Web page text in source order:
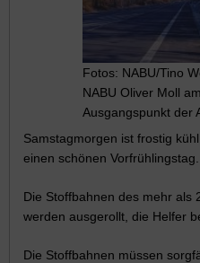
Fotos: NABU/Tino
NABU Oliver Moll
Ausgangspunkt der
Samstagmorgen ist frostig
einen schönen Vorfrühlingstag.
Die Stoffbahnen des mehr als
werden ausgerollt, die Helfer
Die Stoffbahnen müssen